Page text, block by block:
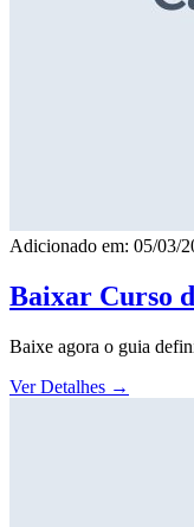
Adicionado em: 05/03/
Baixar Curso
Baixe agora o guia
Ver Detalhes →